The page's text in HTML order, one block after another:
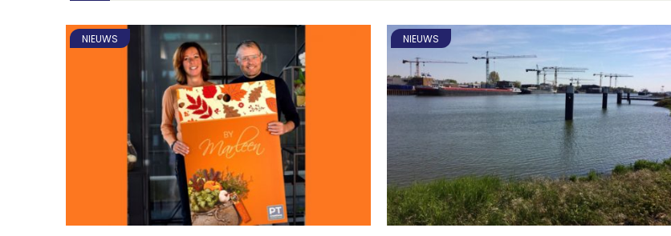
NIEUWS NIEUWS